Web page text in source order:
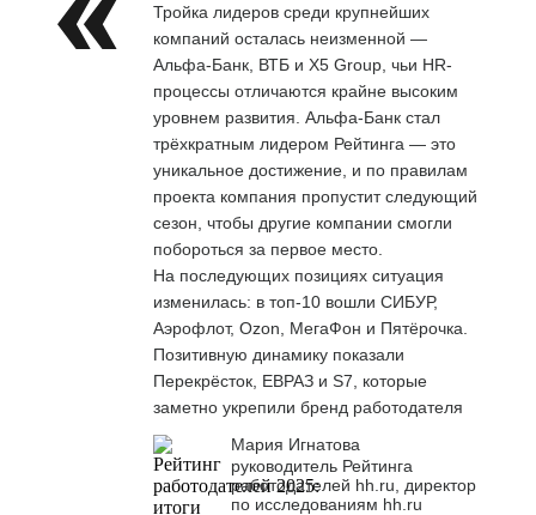
Тройка лидеров среди крупнейших
компаний осталась неизменной —
Альфа-Банк, ВТБ и X5 Group, чьи HR-
процессы отличаются крайне высоким
уровнем развития. Альфа-Банк стал
трёхкратным лидером Рейтинга — это
уникальное достижение, и по правилам
проекта компания пропустит следующий
сезон, чтобы другие компании смогли
побороться за первое место.
На последующих позициях ситуация
изменилась: в топ-10 вошли СИБУР,
Аэрофлот, Ozon, МегаФон и Пятёрочка.
Позитивную динамику показали
Перекрёсток, ЕВРАЗ и S7, которые
заметно укрепили бренд работодателя
Мария Игнатова
руководитель Рейтинга
работодателей hh.ru, директор
по исследованиям hh.ru